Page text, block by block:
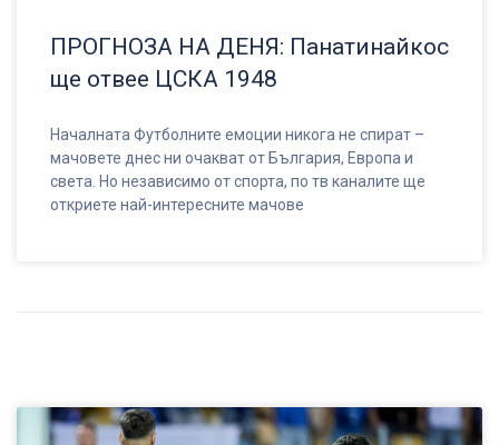
ПРОГНОЗА НА ДЕНЯ: Панатинайкос
ще отвее ЦСКА 1948
Началната Футболните емоции никога не спират –
мачовете днес ни очакват от България, Европа и
света. Но независимо от спорта, по тв каналите ще
откриете най-интересните мачове